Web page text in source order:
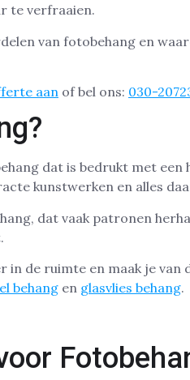
te verfraaien.
van fotobehang en
aan of bel ons: 030-
dat is bedrukt met
kunstwerken en alles
dat vaak patronen
de ruimte en maak je van
behang en glasvlies behang.